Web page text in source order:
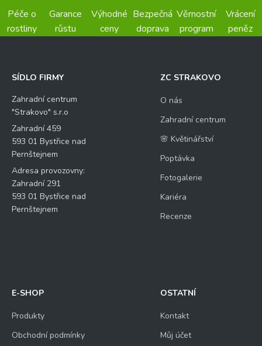
Péče o
rostliny
Garance
růstu
Výhodné
ceny
Bezpečná
doprava
Věrnostní
program
Vrácení
peněz
SÍDLO FIRMY
Zahradní centrum
"Strakovo" s.r.o
Zahradní 459
593 01 Bystřice nad
Pernštejnem
Adresa provozovny:
Zahradní 291
593 01 Bystřice nad
Pernštejnem
ZC STRAKOVO
O nás
Zahradní centrum
🌸 Květinářství
Poptávka
Fotogalerie
Kariéra
Recenze
E-SHOP
Produkty
Obchodní podmínky
OSTATNÍ
Kontakt
Můj účet